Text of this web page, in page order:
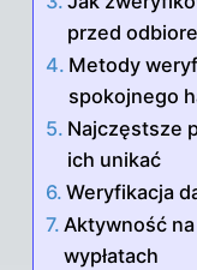
przed
Metody
spokojnego
Najczęstsze
ich unikać
Weryfikacja
Aktywność
wypłatach